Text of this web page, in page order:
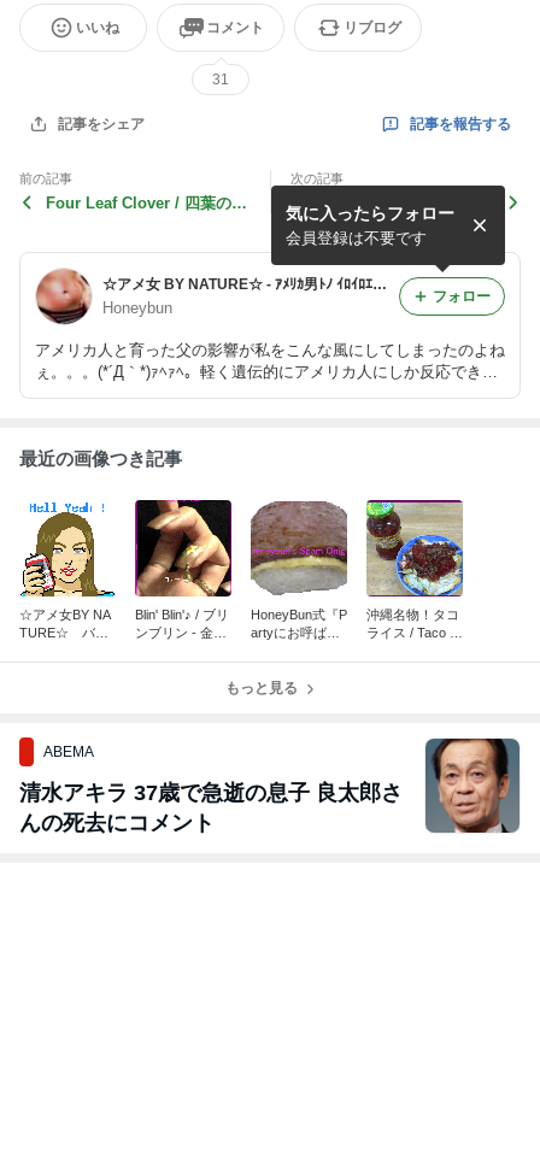
いいね コメント
31
リブログ
記事をシェア 記事を報告する
前の記事
Four Leaf Clover / 四葉のク
次の記事
Four Leaf Clover / 四葉のク
ローバー #5
☆アメ女 BY NATURE☆ - ｱﾒﾘｶ男ﾄﾉ ｲﾛｲﾛｴﾛｴﾛ ﾃﾞｽｶﾞ｡｡｡何ｶ？
Honeybun
アメリカ人と育った父の影響が私をこんな風にしてしまったのよね
ぇ。。。(*´Д｀*)ｧﾍｧﾍ。軽く遺伝的にアメリカ人にしか反応できな
い私(トライリンガル)のような人も真面目に存在するのよん♪的ブ
気に入ったらフォロー
会員登録は不要です
フォロー
最近の画像つき記事
☆アメ女BY NA
TURE☆ バッ
Blin' Blin'♪ / ブリ
ンブリン - 金属
HoneyBun式『P
artyにお呼ばれ
にぎり
沖縄名物！タコ
ライス / Taco Ri
もっと見る
ABEMA
清水アキラ 37歳で急逝の息子 良太郎さ
んの死去にコメント